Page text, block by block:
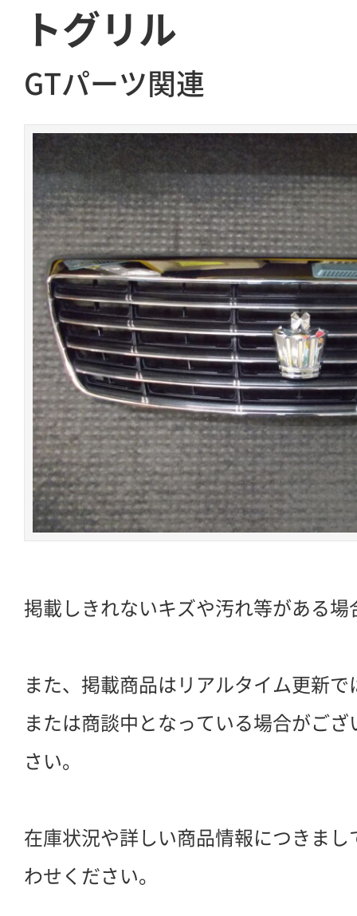
トグリル
GTパーツ関連
掲載しきれないキズや汚れ等がある場
また、掲載商品はリアルタイム更新
または商談中となっている場合がご
さい。
在庫状況や詳しい商品情報につきま
わせください。